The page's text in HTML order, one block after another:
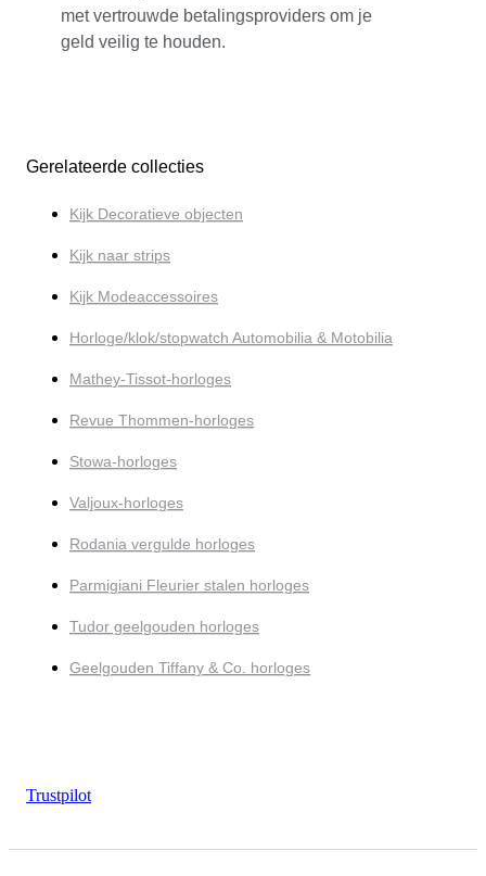
met vertrouwde betalingsproviders om je
geld veilig te houden.
Gerelateerde collecties
Kijk Decoratieve objecten
Kijk naar strips
Kijk Modeaccessoires
Horloge/klok/stopwatch Automobilia & Motobilia
Mathey-Tissot-horloges
Revue Thommen-horloges
Stowa-horloges
Valjoux-horloges
Rodania vergulde horloges
Parmigiani Fleurier stalen horloges
Tudor geelgouden horloges
Geelgouden Tiffany & Co. horloges
Trustpilot